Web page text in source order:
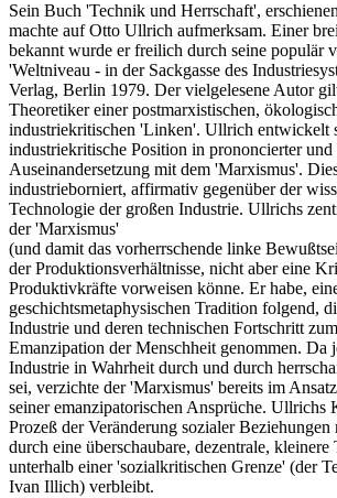
Sein Buch 'Technik und Herrschaft',
machte auf Otto Ullrich aufmerksam. Einer
bekannt wurde er freilich durch seine populär
'Weltniveau - in der Sackgasse des
Verlag, Berlin 1979. Der vielgelesene Autor
Theoretiker einer postmarxistischen,
industriekritischen 'Linken'. Ullrich entwickelt
industriekritische Position in prononcierter und
Auseinandersetzung mit dem 'Marxismus'.
industrieborniert, affirmativ gegenüber der
Technologie der großen Industrie. Ullrichs
der 'Marxismus'
(und damit das vorherrschende linke
der Produktionsverhältnisse, nicht aber eine
Produktivkräfte vorweisen könne. Er habe,
geschichtsmetaphysischen Tradition folgend,
Industrie und deren technischen Fortschritt
Emanzipation der Menschheit genommen. Da
Industrie in Wahrheit durch und durch
sei, verzichte der 'Marxismus' bereits im
seiner emanzipatorischen Ansprüche. Ullrichs
Prozeß der Veränderung sozialer Beziehungen
durch eine überschaubare, dezentrale, kleinere
unterhalb einer 'sozialkritischen Grenze' (der
Ivan Illich) verbleibt.